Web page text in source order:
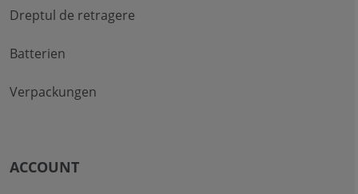
Dreptul de retragere
Batterien
Verpackungen
ACCOUNT